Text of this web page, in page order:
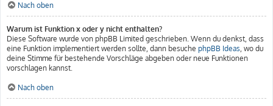
Nach oben
Warum ist Funktion x oder y nicht enthalten?
Diese Software wurde von phpBB Limited geschrieben. Wenn du denkst, dass
eine Funktion implementiert werden sollte, dann besuche phpBB Ideas, wo du
deine Stimme für bestehende Vorschläge abgeben oder neue Funktionen
vorschlagen kannst.
Nach oben